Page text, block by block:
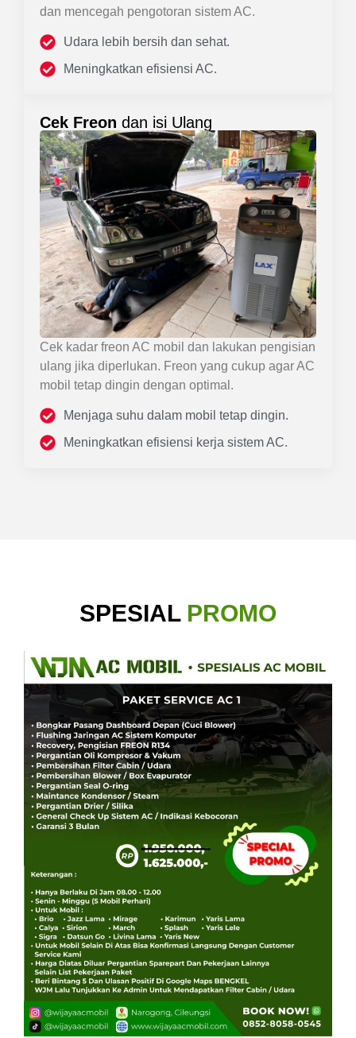
dan mencegah pengotoran sistem AC.
Udara lebih bersih dan sehat.
Meningkatkan efisiensi AC.
Cek Freon dan isi Ulang
Cek kadar freon AC mobil dan lakukan pengisian
ulang jika diperlukan. Freon yang cukup agar AC
mobil tetap dingin dengan optimal.
Menjaga suhu dalam mobil tetap dingin.
Meningkatkan efisiensi kerja sistem AC.
SPESIAL PROMO